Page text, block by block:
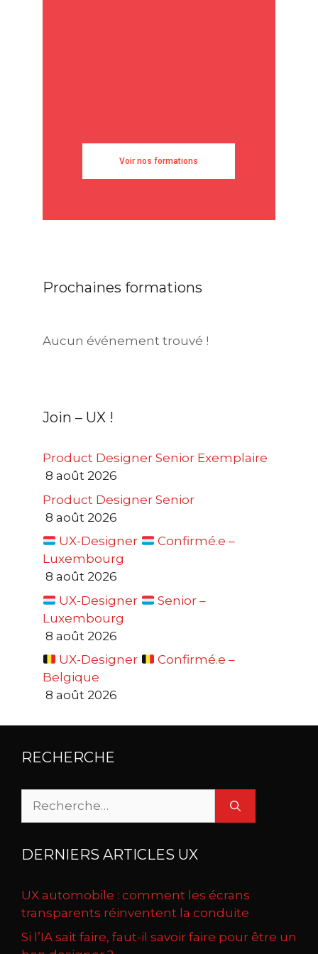
Voir nos formations
Prochaines formations
Aucun événement trouvé !
Join – UX !
Product Designer Senior Exemplaire
8 août 2026
Product Designer Senior
8 août 2026
UX-Designer
Confirmé.e –
Luxembourg
8 août 2026
UX-Designer
Senior –
Luxembourg
8 août 2026
UX-Designer
Confirmé.e –
Belgique
8 août 2026
RECHERCHE
Rechercher :
DERNIERS ARTICLES UX
UX automobile : comment les écrans
transparents réinventent la conduite
Si l’IA sait faire, faut-il savoir faire pour être un